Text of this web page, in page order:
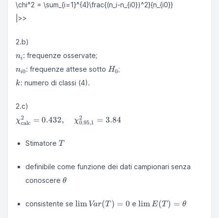
\chi^2 = \sum_{i=1}^{4}\frac{(n_i-n_{i0})^2}{n_{i0}}
|>>
2.b)
n_i
ni: frequenze osservate;
n_{i0}
ni0: frequenze attese sotto H_0
H0;
k
k: numero di classi (4).
2.c)
\chi^2_{\mathrm{calc}}=0.432,\quad
\chi^2_{0.95,1}=3.84
χcalc
2 = 0.432, χ0.95,1
2 = 3.84
Stimatore T
T
definibile come funzione dei dati campionari senza
conoscere \theta
θ
consistente se \lim
Var(T)=0
lim Var(T ) = 0 e\lim
E(T)=\theta
limE(T ) = θ